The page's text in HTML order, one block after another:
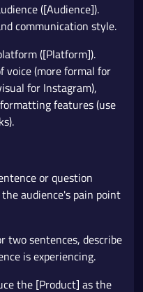
([Audience]).
communication style.
([Platform]).
voice (more formal for
for Instagram),
features (use
or question
audience's pain point
two sentences, describe
is experiencing.
the [Product] as the